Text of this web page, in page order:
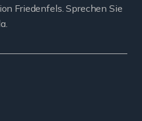
Friedenfels. Sprechen Sie